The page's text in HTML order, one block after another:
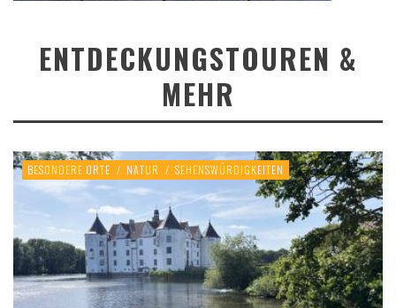
ENTDECKUNGSTOUREN &
MEHR
BESONDERE ORTE / NATUR / SEHENSWÜRDIGKEITEN